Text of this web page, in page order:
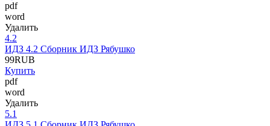
pdf
word
Удалить
4.2
ИДЗ 4.2 Сборник ИДЗ Рябушко
99RUB
Купить
pdf
word
Удалить
5.1